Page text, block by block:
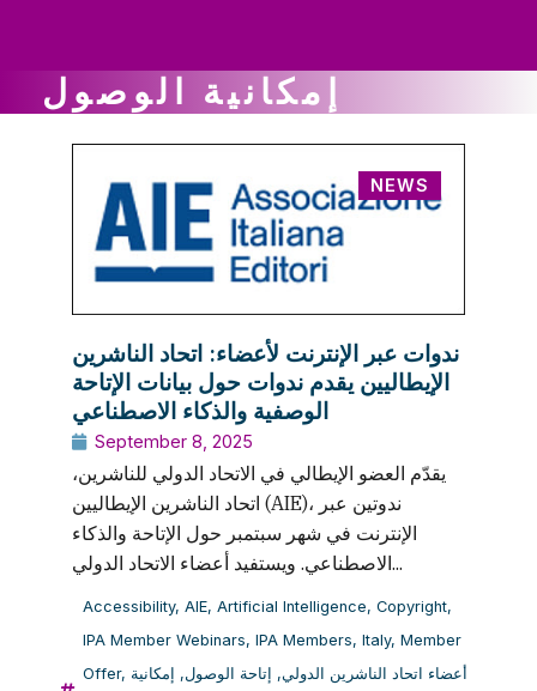
إمكانية الوصول
NEWS
ندوات عبر الإنترنت لأعضاء: اتحاد الناشرين
الإيطاليين يقدم ندوات حول بيانات الإتاحة
الوصفية والذكاء الاصطناعي
September 8, 2025
يقدّم العضو الإيطالي في الاتحاد الدولي للناشرين،
اتحاد الناشرين الإيطاليين (AIE)، ندوتين عبر
الإنترنت في شهر سبتمبر حول الإتاحة والذكاء
الاصطناعي. ويستفيد أعضاء الاتحاد الدولي...
Accessibility, AIE, Artificial Intelligence, Copyright,
IPA Member Webinars, IPA Members, Italy, Member
Offer, أعضاء اتحاد الناشرين الدولي, إتاحة الوصول, إمكانية